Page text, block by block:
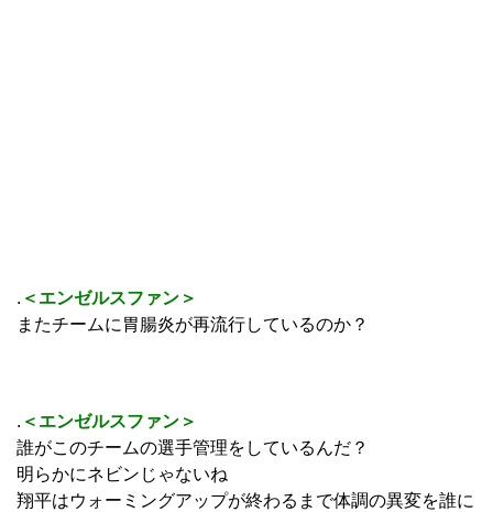
. ＜エンゼルスファン＞
またチームに胃腸炎が再流行しているのか？
. ＜エンゼルスファン＞
誰がこのチームの選手管理をしているんだ？
明らかにネビンじゃないね
翔平はウォーミングアップが終わるまで体調の異変を誰に